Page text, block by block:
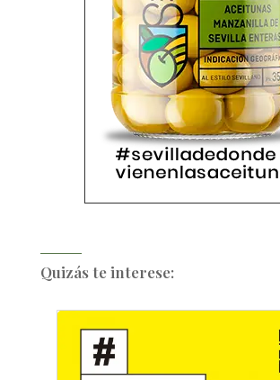
Quizás te interese: